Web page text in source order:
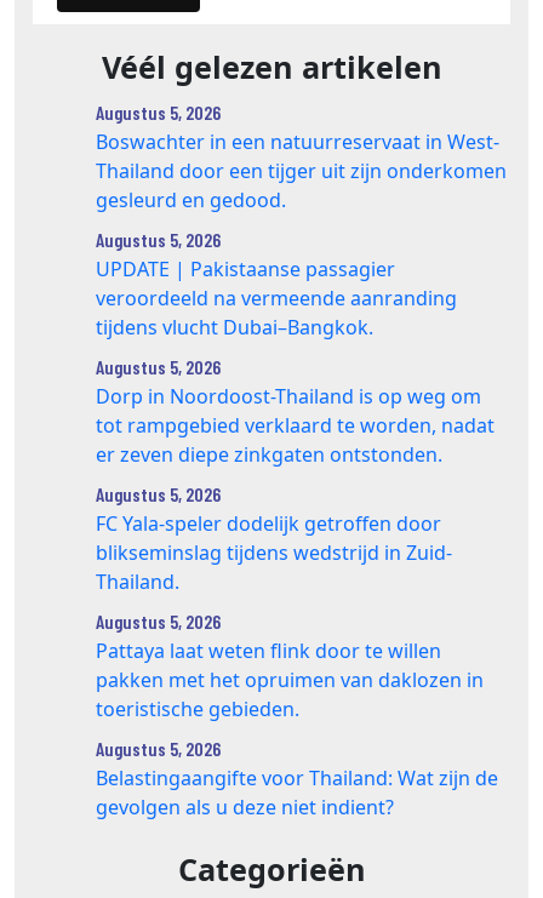
Véél gelezen artikelen
Augustus 5, 2026
Boswachter in een natuurreservaat in West-
Thailand door een tijger uit zijn onderkomen
gesleurd en gedood.
Augustus 5, 2026
UPDATE | Pakistaanse passagier
veroordeeld na vermeende aanranding
tijdens vlucht Dubai–Bangkok.
Augustus 5, 2026
Dorp in Noordoost-Thailand is op weg om
tot rampgebied verklaard te worden, nadat
er zeven diepe zinkgaten ontstonden.
Augustus 5, 2026
FC Yala-speler dodelijk getroffen door
blikseminslag tijdens wedstrijd in Zuid-
Thailand.
Augustus 5, 2026
Pattaya laat weten flink door te willen
pakken met het opruimen van daklozen in
toeristische gebieden.
Augustus 5, 2026
Belastingaangifte voor Thailand: Wat zijn de
gevolgen als u deze niet indient?
Categorieën